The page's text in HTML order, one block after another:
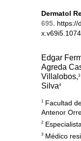
Dermatol
695. https://
Edgar
Agreda
Villalobos,3
Silva4
1
Facultad
Antenor
2
3 Médico